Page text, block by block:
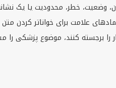
وضعیت، خطر، محدودیت یا یک
علامت برای خواناتر کردن
برجسته کنند، موضوع پزشکی